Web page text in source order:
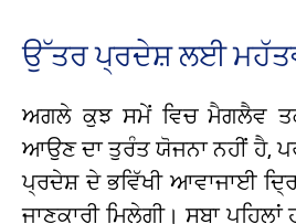
ਉੱਤਰ ਪ੍ਰਦੇਸ਼ ਲਈ
ਅਗਲੇ ਕੁਝ ਸਮੇਂ ਵਿਚ ਮੈਗਲੈਵ
ਆਉਣ ਦਾ ਤੁਰੰਤ ਯੋਜਨਾ ਨਹੀਂ ਹੈ,
ਪ੍ਰਦੇਸ਼ ਦੇ ਭਵਿੱਖੀ ਆਵਾਜਾਈ
ਜਾਣਕਾਰੀ ਮਿਲੇਗੀ। ਸੂਬਾ